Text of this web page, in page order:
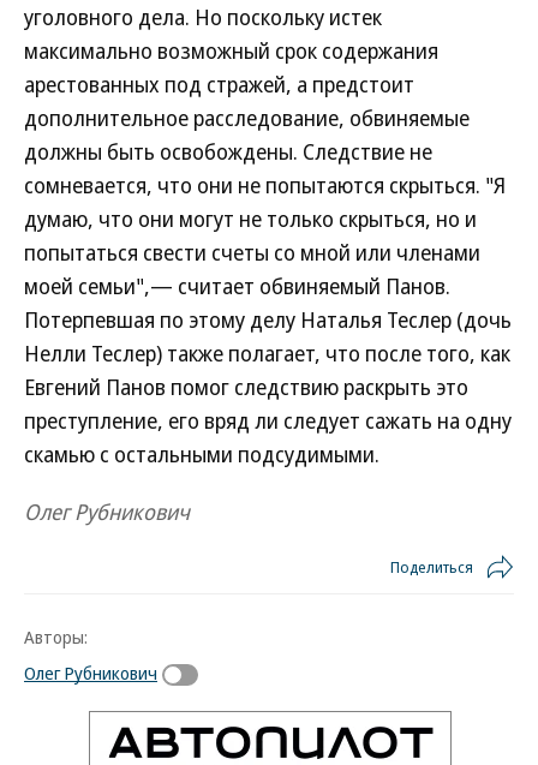
уголовного дела. Но поскольку истек
максимально возможный срок содержания
арестованных под стражей, а предстоит
дополнительное расследование, обвиняемые
должны быть освобождены. Следствие не
сомневается, что они не попытаются скрыться. "Я
думаю, что они могут не только скрыться, но и
попытаться свести счеты со мной или членами
моей семьи",— считает обвиняемый Панов.
Потерпевшая по этому делу Наталья Теслер (дочь
Нелли Теслер) также полагает, что после того, как
Евгений Панов помог следствию раскрыть это
преступление, его вряд ли следует сажать на одну
скамью с остальными подсудимыми.
Олег Рубникович
Поделиться
Авторы:
Олег Рубникович